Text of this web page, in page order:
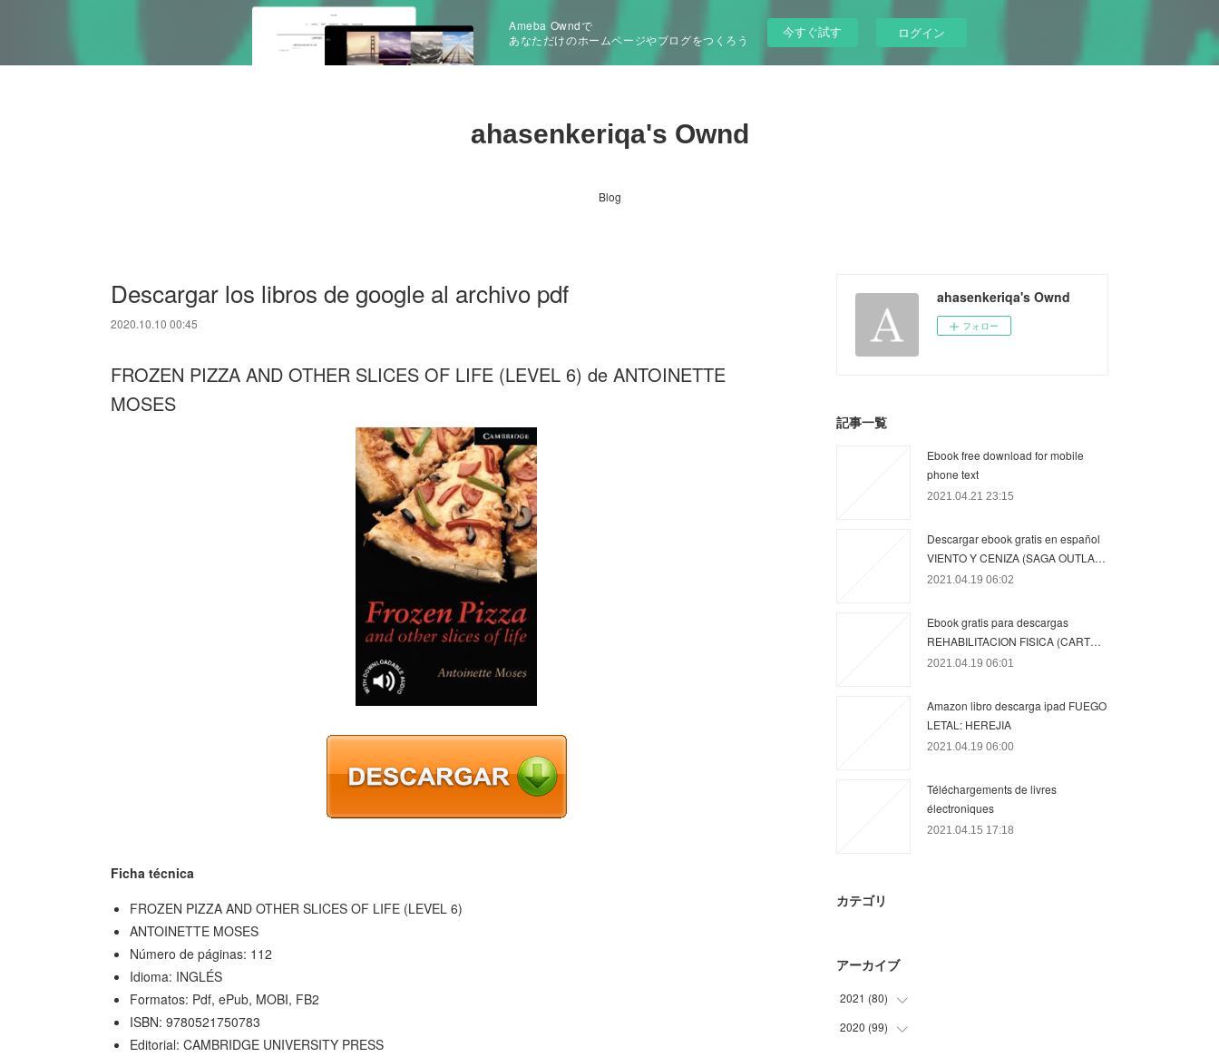
Ameba Owndで
あなただけのホームページやブログをつくろう
今すぐ試す ログイン
ahasenkeriqa's Ownd
Blog
Descargar los libros de google al archivo pdf
2020.10.10 00:45
FROZEN PIZZA AND OTHER SLICES OF LIFE (LEVEL 6) de ANTOINETTE
MOSES
Ficha técnica
FROZEN PIZZA AND OTHER SLICES OF LIFE (LEVEL 6)
ANTOINETTE MOSES
Número de páginas: 112
Idioma: INGLÉS
Formatos: Pdf, ePub, MOBI, FB2
ISBN: 9780521750783
Editorial: CAMBRIDGE UNIVERSITY PRESS
ahasenkeriqa's Ownd
フォロー
記事一覧
Ebook free download for mobile
phone text
2021.04.21 23:15
Descargar ebook gratis en español
VIENTO Y CENIZA (SAGA OUTLA…
2021.04.19 06:02
Ebook gratis para descargas
REHABILITACION FISICA (CART…
2021.04.19 06:01
Amazon libro descarga ipad FUEGO
LETAL: HEREJIA
2021.04.19 06:00
Téléchargements de livres
électroniques
2021.04.15 17:18
カテゴリ
アーカイブ
2021 (80)
(13
)
2020 (99)